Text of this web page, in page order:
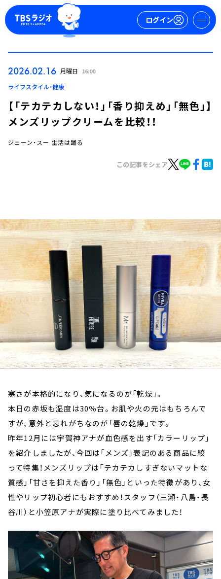
ログイン
ログイン
お知らせ
イベント・グッズ
YouTube
会社情報
2026.02.16 月曜日 16:00
ライフスタイル・健康
【「テカテカしない！」「香り抑えめ」「無色」】
メンズリップクリームを比較！！
ジェーン・スー 生活は踊る
この記事をシェア
寒さが本格的になり、気になるのが「乾燥」。
本日の赤坂も湿度は30％台。お肌や火の元はもちろんで
すが、意外と忘れがちなのが「唇の乾燥」です。
昨年12月には宇賀神アナが血色感を出す「カラーリップ」
を紹介しましたが、今回は「メンズ」表記のある商品に絞
って特集！メンズリップは「テカテカしすぎないマットな
質感」「甘さを抑えた香り」「無色」といった特徴があり、女
性やリップ初心者にもおすすめ！スタッフ（三瀬・八島・長
谷川）と小笠原アナが実際に塗り比べてみました！